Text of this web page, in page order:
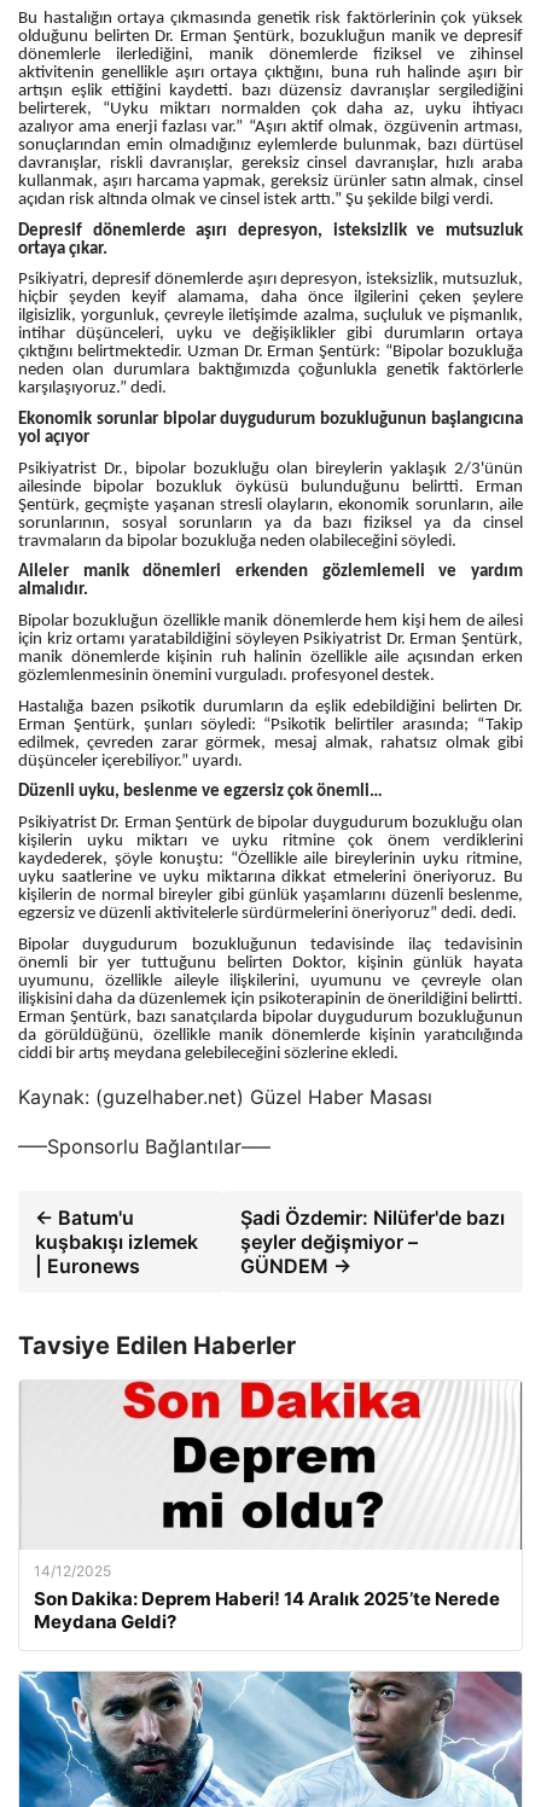
Bu hastalığın ortaya çıkmasında genetik risk faktörlerinin çok yüksek
olduğunu belirten Dr. Erman Şentürk, bozukluğun manik ve depresif
dönemlerle ilerlediğini, manik dönemlerde fiziksel ve zihinsel
aktivitenin genellikle aşırı ortaya çıktığını, buna ruh halinde aşırı bir
artışın eşlik ettiğini kaydetti. bazı düzensiz davranışlar sergilediğini
belirterek, “Uyku miktarı normalden çok daha az, uyku ihtiyacı
azalıyor ama enerji fazlası var.” “Aşırı aktif olmak, özgüvenin artması,
sonuçlarından emin olmadığınız eylemlerde bulunmak, bazı dürtüsel
davranışlar, riskli davranışlar, gereksiz cinsel davranışlar, hızlı araba
kullanmak, aşırı harcama yapmak, gereksiz ürünler satın almak, cinsel
açıdan risk altında olmak ve cinsel istek arttı.” Şu şekilde bilgi verdi.
Depresif dönemlerde aşırı depresyon, isteksizlik ve mutsuzluk
ortaya çıkar.
Psikiyatri, depresif dönemlerde aşırı depresyon, isteksizlik, mutsuzluk,
hiçbir şeyden keyif alamama, daha önce ilgilerini çeken şeylere
ilgisizlik, yorgunluk, çevreyle iletişimde azalma, suçluluk ve pişmanlık,
intihar düşünceleri, uyku ve değişiklikler gibi durumların ortaya
çıktığını belirtmektedir. Uzman Dr. Erman Şentürk: “Bipolar bozukluğa
neden olan durumlara baktığımızda çoğunlukla genetik faktörlerle
karşılaşıyoruz.” dedi.
Ekonomik sorunlar bipolar duygudurum bozukluğunun başlangıcına
yol açıyor
Psikiyatrist Dr., bipolar bozukluğu olan bireylerin yaklaşık 2/3'ünün
ailesinde bipolar bozukluk öyküsü bulunduğunu belirtti. Erman
Şentürk, geçmişte yaşanan stresli olayların, ekonomik sorunların, aile
sorunlarının, sosyal sorunların ya da bazı fiziksel ya da cinsel
travmaların da bipolar bozukluğa neden olabileceğini söyledi.
Aileler manik dönemleri erkenden gözlemlemeli ve yardım
almalıdır.
Bipolar bozukluğun özellikle manik dönemlerde hem kişi hem de ailesi
için kriz ortamı yaratabildiğini söyleyen Psikiyatrist Dr. Erman Şentürk,
manik dönemlerde kişinin ruh halinin özellikle aile açısından erken
gözlemlenmesinin önemini vurguladı. profesyonel destek.
Hastalığa bazen psikotik durumların da eşlik edebildiğini belirten Dr.
Erman Şentürk, şunları söyledi: “Psikotik belirtiler arasında; “Takip
edilmek, çevreden zarar görmek, mesaj almak, rahatsız olmak gibi
düşünceler içerebiliyor.” uyardı.
Düzenli uyku, beslenme ve egzersiz çok önemli…
Psikiyatrist Dr. Erman Şentürk de bipolar duygudurum bozukluğu olan
kişilerin uyku miktarı ve uyku ritmine çok önem verdiklerini
kaydederek, şöyle konuştu: “Özellikle aile bireylerinin uyku ritmine,
uyku saatlerine ve uyku miktarına dikkat etmelerini öneriyoruz. Bu
kişilerin de normal bireyler gibi günlük yaşamlarını düzenli beslenme,
egzersiz ve düzenli aktivitelerle sürdürmelerini öneriyoruz” dedi. dedi.
Bipolar duygudurum bozukluğunun tedavisinde ilaç tedavisinin
önemli bir yer tuttuğunu belirten Doktor, kişinin günlük hayata
uyumunu, özellikle aileyle ilişkilerini, uyumunu ve çevreyle olan
ilişkisini daha da düzenlemek için psikoterapinin de önerildiğini belirtti.
Erman Şentürk, bazı sanatçılarda bipolar duygudurum bozukluğunun
da görüldüğünü, özellikle manik dönemlerde kişinin yaratıcılığında
ciddi bir artış meydana gelebileceğini sözlerine ekledi.
Kaynak: (guzelhaber.net) Güzel Haber Masası
—–Sponsorlu Bağlantılar—–
← Batum'u
kuşbakışı izlemek
| Euronews
Şadi Özdemir: Nilüfer'de bazı
şeyler değişmiyor –
GÜNDEM →
Tavsiye Edilen Haberler
14/12/2025
Son Dakika: Deprem Haberi! 14 Aralık 2025’te Nerede
Meydana Geldi?